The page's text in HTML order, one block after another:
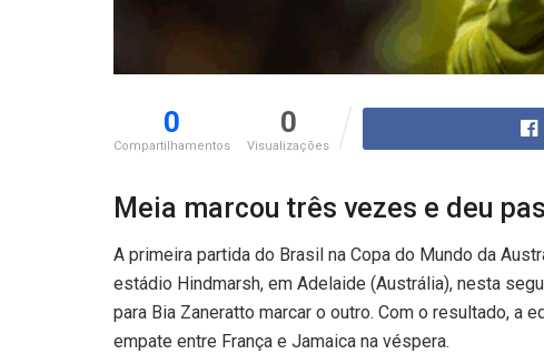
0
Compartilhamentos
0
Visualizações
Meia marcou três vezes e deu
A primeira partida do Brasil na Copa do Mundo da
estádio Hindmarsh, em Adelaide (Austrália), nesta
para Bia Zaneratto marcar o outro. Com o resultado, a
empate entre França e Jamaica na véspera.